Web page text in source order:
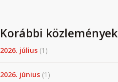
Korábbi közlemények
2026. július (1)
2026. június (1)